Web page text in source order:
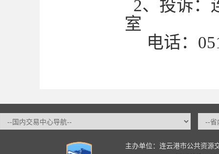
2、投诉：
室
电话：
主办单位：连云港市公共资源